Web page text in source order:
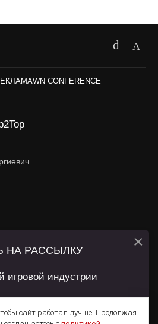
WN CONFERENCE
активная ссылка на
cookie, данные геолокации
вПолитике конфиденциальностии
сайт работал лучше. Продолжая
НА РАССЫЛКУ
игровой индустрии
×